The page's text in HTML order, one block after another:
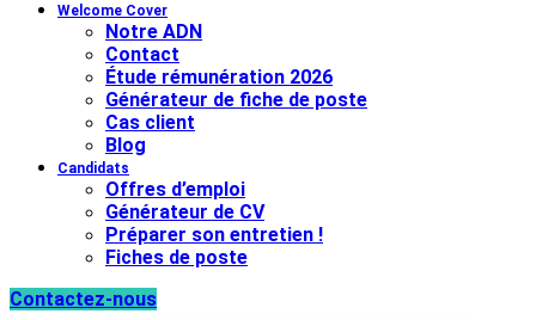
Welcome Cover
Notre ADN
Contact
Étude rémunération 2026
Générateur de fiche de poste
Cas client
Blog
Candidats
Offres d’emploi
Générateur de CV
Préparer son entretien !
Fiches de poste
Contactez-nous